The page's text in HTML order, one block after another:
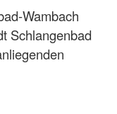
Wambach
Schlangenbad